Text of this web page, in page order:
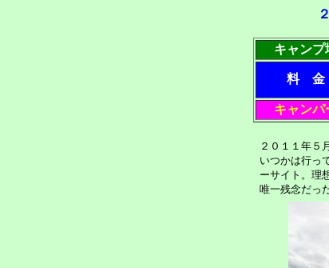
キャンプ
料 金
キャンパ
２０１１年５
いつかは行っ
ーサイト。理
唯一残念だっ